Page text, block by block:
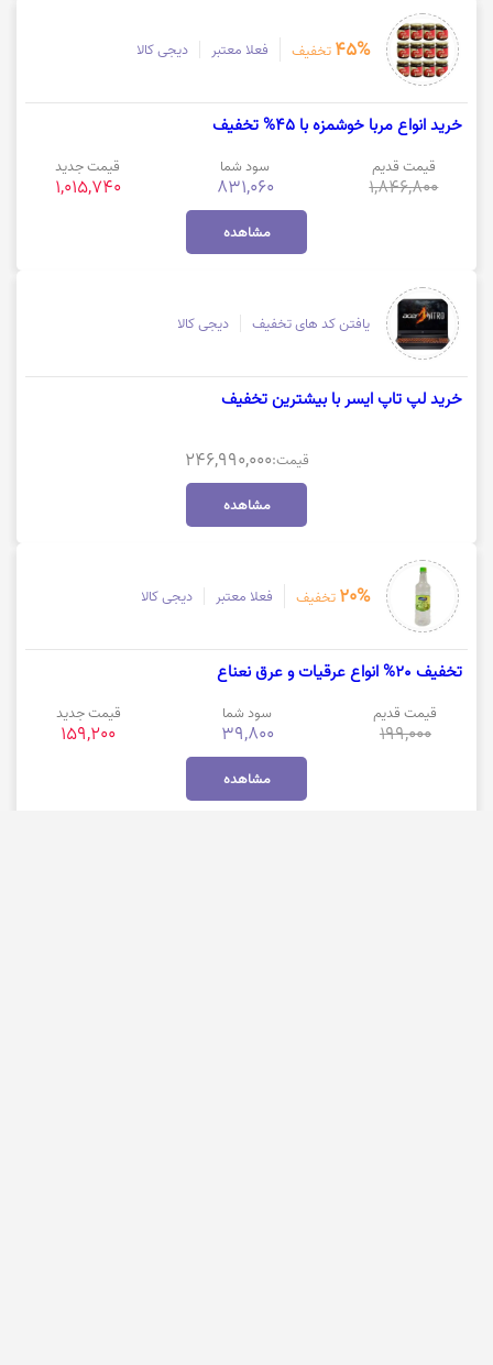
45% تخفیف فعلا معتبر دیجی کالا
خرید انواع مربا خوشمزه با 45% تخفیف
قیمت قدیم
1,846,800
سود شما
831,060
قیمت جدید
1,015,740
مشاهده
یافتن کد های تخفیف دیجی کالا
خرید لپ تاپ ایسر با بیشترین تخفیف
قیمت:246,990,000
مشاهده
20% تخفیف فعلا معتبر دیجی کالا
تخفیف 20% انواع عرقیات و عرق نعناع
قیمت قدیم
199,000
سود شما
39,800
قیمت جدید
159,200
مشاهده